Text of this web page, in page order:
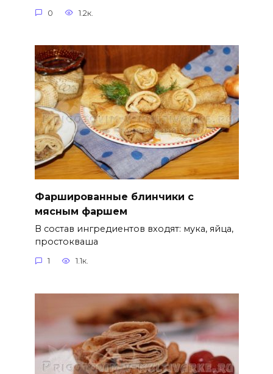
0 1.2к.
Фаршированные блинчики с
мясным фаршем
В состав ингредиентов входят: мука, яйца,
простокваша
1 1.1к.